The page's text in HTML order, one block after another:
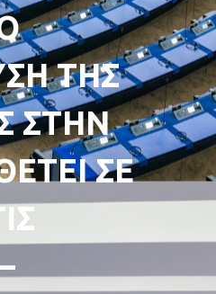
ΤΗΣ
ΣΤΗΝ
ΣΕ